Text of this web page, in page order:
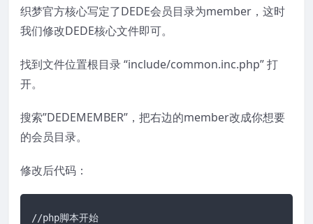
织梦官方核心写定了DEDE会员目录为member，这时
我们修改DEDE核心文件即可。
找到文件位置根目录 “include/common.inc.php” 打
开。
搜索”DEDEMEMBER”，把右边的member改成你想要
的会员目录。
修改后代码：
//php脚本开始